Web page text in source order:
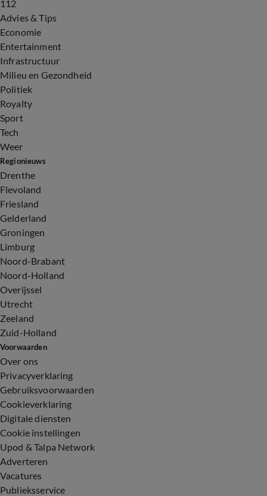
112
Advies & Tips
Economie
Entertainment
Infrastructuur
Milieu en Gezondheid
Politiek
Royalty
Sport
Tech
Weer
Regionieuws
Drenthe
Flevoland
Friesland
Gelderland
Groningen
Limburg
Noord-Brabant
Noord-Holland
Overijssel
Utrecht
Zeeland
Zuid-Holland
Voorwaarden
Over ons
Privacyverklaring
Gebruiksvoorwaarden
Cookieverklaring
Digitale diensten
Cookie instellingen
Upod & Talpa Network
Adverteren
Vacatures
Publieksservice